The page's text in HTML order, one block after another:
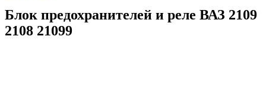
Блок предохранителей и реле ВАЗ 2109
2108 21099